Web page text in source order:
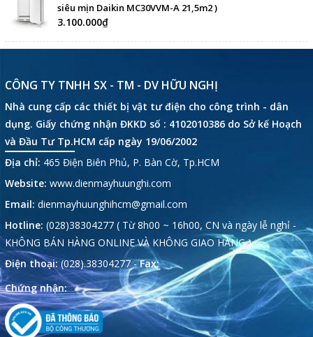
siêu mịn Daikin MC30VVM-A 21,5m2 )
3.100.000₫
CÔNG TY TNHH SX - TM - DV HỮU NGHỊ
Nhà cung cấp các thiết bị vật tư điện cho công trình - dân
dụng. Giấy chứng nhận ĐKKD số : 4102010386 do Sở kế Hoạch
và Đầu Tư Tp.HCM cấp ngày 19/06/2002
Địa chỉ: 465 Điện Biên Phủ, P. Bàn Cờ, Tp.HCM
Website: www.dienmayhuunghi.com
Email: dienmayhuunghihcm@gmail.com
Hotline: (028)38304277 ( Từ 8h00 ~ 16h00, CN và ngày lễ nghỉ -
KHÔNG BÁN HÀNG ONLINE VÀ KHÔNG GIAO HÀNG )
Điện thoại:(028).38304277 -Fax:
Chứng nhận: